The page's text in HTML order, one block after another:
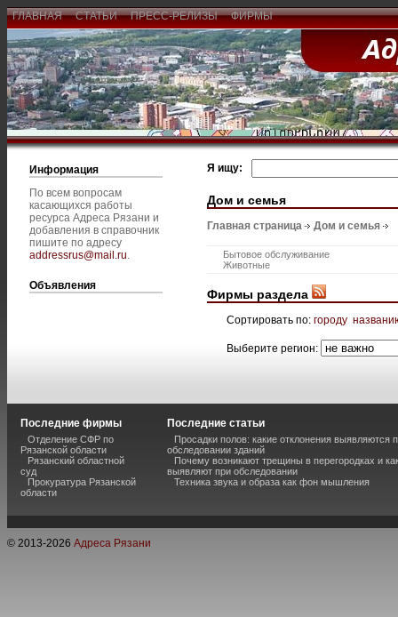
ГЛАВНАЯ СТАТЬИ ПРЕСС-РЕЛИЗЫ ФИРМЫ
Информация
По всем вопросам
касающихся работы
ресурса Адреса Рязани и
добавления в справочник
пишите по адресу
addressrus@mail.ru.
Объявления
Я ищу:
Дом и семья
Главная страница Дом и семья
Бытовое обслуживание
Животные
Фирмы раздела
Сортировать по: городу
Выберите регион:
Последние фирмы
Отделение СФР по
Рязанской области
Рязанский областной
суд
Прокуратура Рязанской
области
Последние статьи
Просадки полов: какие отклонения выявляются
обследовании зданий
Почему возникают трещины в перегородках и
выявляют при обследовании
Техника звука и образа как фон мышления
© 2013-2026 Адреса Рязани